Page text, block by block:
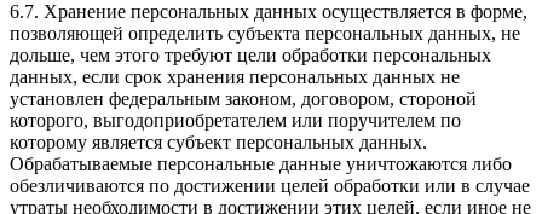
6.7. Хранение персональных данных осуществляется в форме,
позволяющей определить субъекта персональных данных, не
дольше, чем этого требуют цели обработки персональных
данных, если срок хранения персональных данных не
установлен федеральным законом, договором, стороной
которого, выгодоприобретателем или поручителем по
которому является субъект персональных данных.
Обрабатываемые персональные данные уничтожаются либо
обезличиваются по достижении целей обработки или в случае
утраты необходимости в достижении этих целей, если иное не